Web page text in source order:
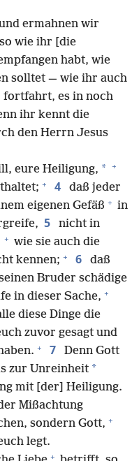
ermahnen wir
wie ihr [die
habt, wie
solltet — wie ihr auch
es in noch
ihr kennt die
den Herrn Jesus
eure Heiligung, * +
+ 4
daß jeder
eigenen Gefäß + in
5
nicht in
+ wie sie auch die
kennen; + 6
daß
Bruder schädige
in dieser Sache, +
diese Dinge die
zuvor gesagt und
+ 7
Denn Gott
zur Unreinheit *
mit [der] Heiligung.
Mißachtung
sondern Gott, +
legt.
+